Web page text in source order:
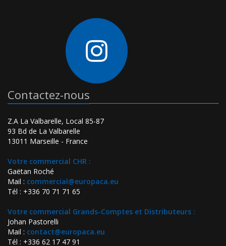
Contactez-nous
Z.A La Valbarelle, Local 85-87
93 Bd de La Valbarelle
13011 Marseille - France
Votre commercial CHR :
Gaëtan Roché
Mail : commercial@europaca.eu
Tél : +336 70 71 71 65
Votre commercial Grands-Comptes et Distributeurs :
Johan Pastorelli
Mail : contact@europaca.eu
Tél : +336 62 17 47 91